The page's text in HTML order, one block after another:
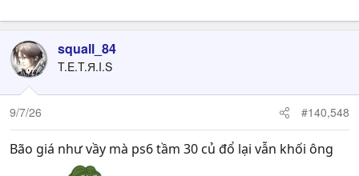
squall_84
T.E.T.Я.I.S
9/7/26 #140,548
Bão giá như vầy mà ps6 tầm 30 củ đổ lại vẫn khối ông